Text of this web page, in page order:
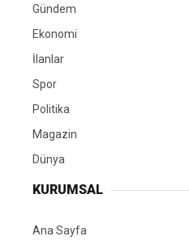
Gündem
Ekonomi
İlanlar
Spor
Politika
Magazin
Dünya
KURUMSAL
Ana Sayfa